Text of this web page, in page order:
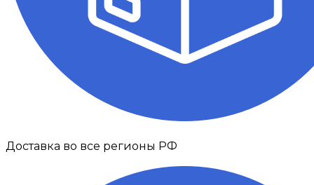
Доставка во все регионы РФ